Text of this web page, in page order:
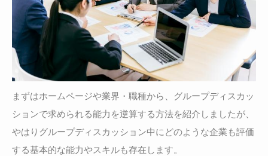
まずはホームページや業界・職種から、グループディスカッ
ションで求められる能力を逆算する方法を紹介しましたが、
やはりグループディスカッション中にどのような企業も評価
する基本的な能力やスキルも存在します。